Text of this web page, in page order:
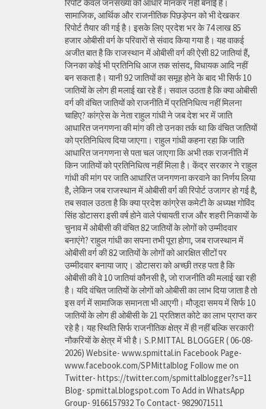
रिपोर्ट केवल जनसंख्या को आधार मानकर नहीं बनाई है।
सामाजिक, आर्थिक और राजनीतिक पिछड़ेपन को भी देखकर
रिपोर्ट तैयार की गई है। इसके लिए प्रदेश भर के 74 लाख 85
हजार ओबीसी वर्ग के परिवारों से संवाद किया गया है। यह वाकई
अजीत बात है कि राजस्थान में ओबीसी वर्ग की ऐसी 82 जातियां हैं,
जिनका कोई भी प्रतिनिधि आज तक सांसद, विधायक आदि नहीं
बन सकता है। यानी 92 जातियों का समूह होने के बाद भी सिर्फ 10
जातियों के लोग ही मलाई खा रहे हैं। सवाल उठता है कि क्या ओबीसी
वर्ग की वंचित जातियों को राजनीति में प्रतिनिधित्व नहीं मिलना
चाहिए? कांग्रेस के नेता राहुल गांधी ने जब देश भर में जाति
आधारित जनगणना की मांग की तो उनका तर्क था कि वंचित जातियों
को प्रतिनिधित्व दिया जाएगा। राहुल गांधी कहना रहा कि जाति
आधारित जनगणना से पता चल जाएगा कि अभी तक राजनीति में
किन जातियों को प्रतिनिधित्व नहीं मिला है। केंद्र सरकार ने राहुल
गांधी की मांग पर जाति आधारित जनगणना करवाने का निर्णय लिया
है, लेकिन जब राजस्थान में ओबीसी वर्ग की रिपोर्ट उजागर हो गई है,
तब सवाल उठता है कि क्या प्रदेश कांग्रेस कमेटी के अध्यक्ष गोविंद
सिंह डोटासरा इसी वर्ष होने वाले पंचायती राज और शहरी निकायों के
चुनाव में ओबीसी की वंचित 82 जातियों के लोगों को उम्मीदवार
बनाएंगे? राहुल गांधी का सपना तभी पूरा होगा, जब राजस्थान में
ओबीसी वर्ग की 82 जातियों के लोगों को आरक्षित सीटों पर
उम्मीदवार बनाया जाए। डोटासरा को अच्छी तरह पता है कि
ओबीसी की वे 10 जातियां कौनसी है, जो राजनीति की मलाई खा रही
है। यदि वंचित जातियों के लोगों को ओबीसी का लाभ दिया जाता है तो
इस वर्ग में सामाजिक समानता भी आएगी। मौजूदा समय में सिर्फ 10
जातियों के लोग ही ओबीसी के 21 प्रतिशत कोटे का लाभ प्राप्त कर
रहे है। यह स्थिति सिर्फ राजनीतिक क्षेत्र में ही नहीं बल्कि सरकारी
नौकरियों के क्षेत्र में भी है। S.P.MITTAL BLOGGER ( 06-08-
2026) Website- www.spmittal.in Facebook Page-
www.facebook.com/SPMittalblog Follow me on
Twitter- https://twitter.com/spmittalblogger?s=11
Blog- spmittal.blogspot.com To Add in WhatsApp
Group- 9166157932 To Contact- 9829071511